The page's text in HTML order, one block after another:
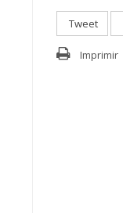
Tweet
Imprimir